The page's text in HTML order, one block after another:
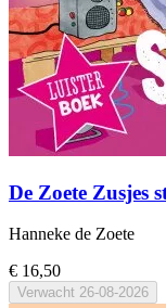
De Zoete Zusjes
Hanneke de Zoete
€ 16,50
Verwacht 26-08-2026